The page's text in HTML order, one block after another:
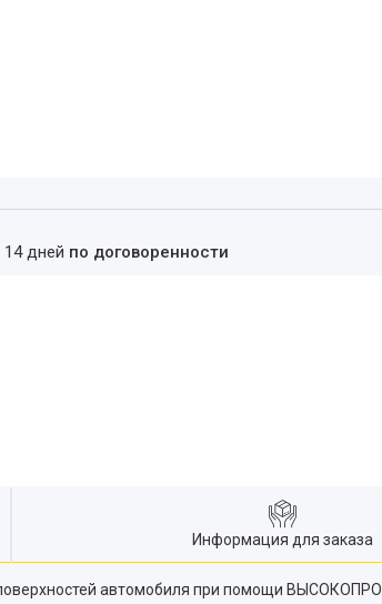
14 дней по договоренности
Информация для заказа
поверхностей автомобиля при помощи